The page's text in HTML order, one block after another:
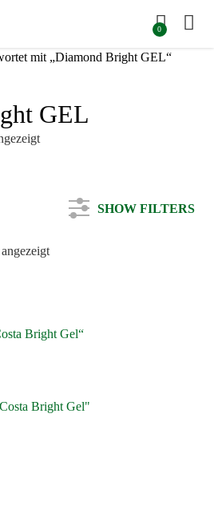
0
mit „Diamond Bright GEL“
GEL
SHOW FILTERS
Bright Gel“